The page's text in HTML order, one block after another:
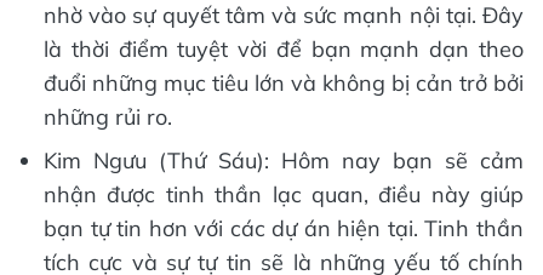
nhờ vào sự quyết tâm và sức mạnh nội tại. Đây
là thời điểm tuyệt vời để bạn mạnh dạn theo
đuổi những mục tiêu lớn và không bị cản trở bởi
những rủi ro.
Kim Ngưu (Thứ Sáu): Hôm nay bạn sẽ cảm
nhận được tinh thần lạc quan, điều này giúp
bạn tự tin hơn với các dự án hiện tại. Tinh thần
tích cực và sự tự tin sẽ là những yếu tố chính